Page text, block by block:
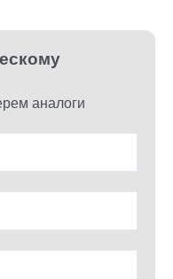
аналоги